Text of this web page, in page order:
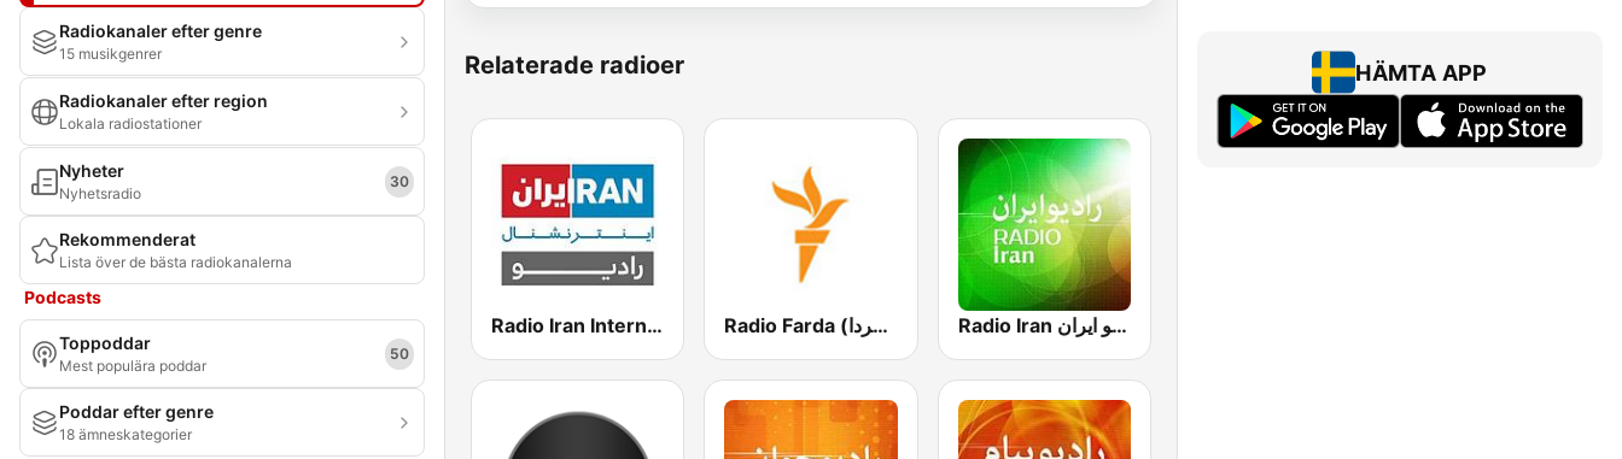
Radiokanaler efter genre
15 musikgenrer
Radiokanaler efter region
Lokala radiostationer
Nyheter
Nyhetsradio
30
Rekommenderat
Lista över de bästa radiokanalerna
Podcasts
Toppoddar
Mest populära poddar
50
Poddar efter genre
18 ämneskategorier
Relaterade radioer
Radio Iran International Radio Farda (راديو فردا) Radio Iran رادیو ایران
HÄMTA APP